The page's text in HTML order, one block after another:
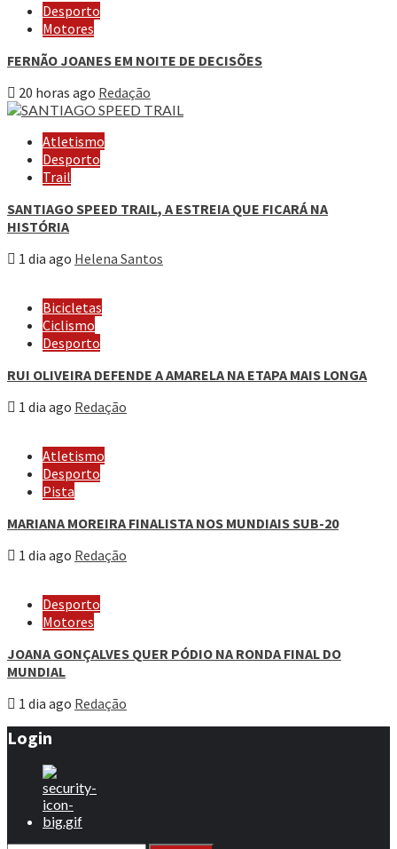
Desporto
Motores
FERNÃO JOANES EM NOITE DE DECISÕES
20 horas ago Redação
Atletismo
Desporto
Trail
SANTIAGO SPEED TRAIL, A ESTREIA QUE FICARÁ NA
HISTÓRIA
1 dia ago Helena Santos
Bicicletas
Ciclismo
Desporto
RUI OLIVEIRA DEFENDE A AMARELA NA ETAPA MAIS LONGA
1 dia ago Redação
Atletismo
Desporto
Pista
MARIANA MOREIRA FINALISTA NOS MUNDIAIS SUB-20
1 dia ago Redação
Desporto
Motores
JOANA GONÇALVES QUER PÓDIO NA RONDA FINAL DO
MUNDIAL
1 dia ago Redação
Login